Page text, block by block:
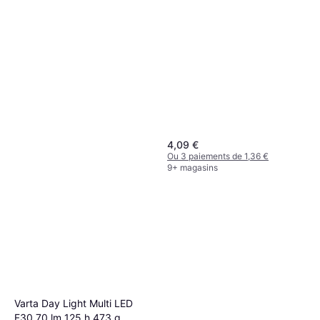
4,09 €
Ou 3 paiements de 1,36 €
9+ magasins
Varta Day Light Multi LED
F30 70 lm 125 h 473 g